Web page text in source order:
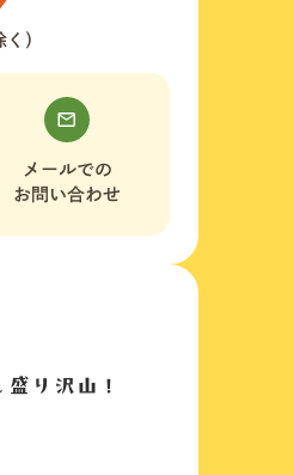
）
メールでの
お問い合わせ
り沢山！